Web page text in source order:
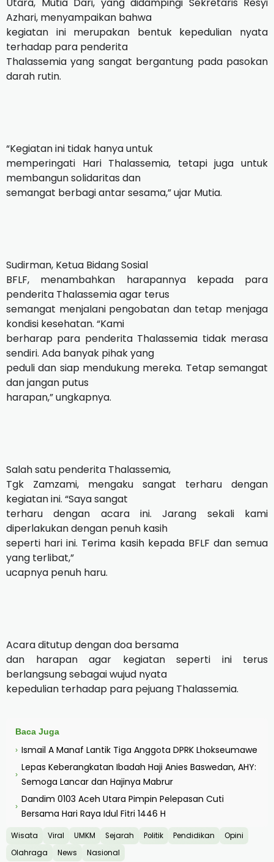
Azhari, menyampaikan bahwa
kegiatan ini merupakan bentuk kepedulian nyata
terhadap para penderita
Thalassemia yang sangat bergantung pada pasokan
darah rutin.
“Kegiatan ini tidak hanya untuk
memperingati Hari Thalassemia, tetapi juga untuk
membangun solidaritas dan
semangat berbagi antar sesama,” ujar Mutia.
Sudirman, Ketua Bidang Sosial
BFLF, menambahkan harapannya kepada para
penderita Thalassemia agar terus
semangat menjalani pengobatan dan tetap menjaga
kondisi kesehatan. “Kami
berharap para penderita Thalassemia tidak merasa
sendiri. Ada banyak pihak yang
peduli dan siap mendukung mereka. Tetap semangat
dan jangan putus
harapan,” ungkapnya.
Salah satu penderita Thalassemia,
Tgk Zamzami, mengaku sangat terharu dengan
kegiatan ini. “Saya sangat
terharu dengan acara ini. Jarang sekali kami
diperlakukan dengan penuh kasih
seperti hari ini. Terima kasih kepada BFLF dan semua
yang terlibat,”
ucapnya penuh haru.
Acara ditutup dengan doa bersama
dan harapan agar kegiatan seperti ini terus
berlangsung sebagai wujud nyata
kepedulian terhadap para pejuang Thalassemia.
Baca Juga
› Ismail A Manaf Lantik Tiga Anggota DPRK Lhokseumawe
›
Lepas Keberangkatan Ibadah Haji Anies Baswedan, AHY:
Semoga Lancar dan Hajinya Mabrur
›
Dandim 0103 Aceh Utara Pimpin Pelepasan Cuti
Bersama Hari Raya Idul Fitri 1446 H
Wisata Viral UMKM Sejarah Politik Pendidikan
Opini
Olahraga
News Nasional